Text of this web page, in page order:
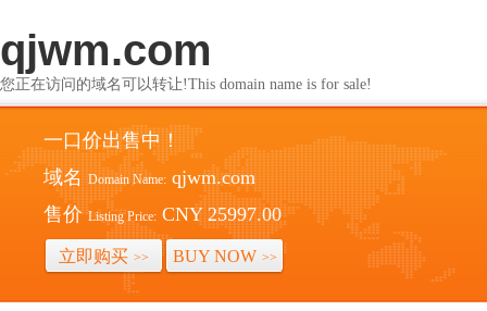
qjwm.com
您正在访问的域名可以转让!This domain name is for sale!
一口价出售中！
域名 Domain Name: qjwm.com
售价 Listing Price: CNY 25997.00
立即购买 >> BUY NOW >>